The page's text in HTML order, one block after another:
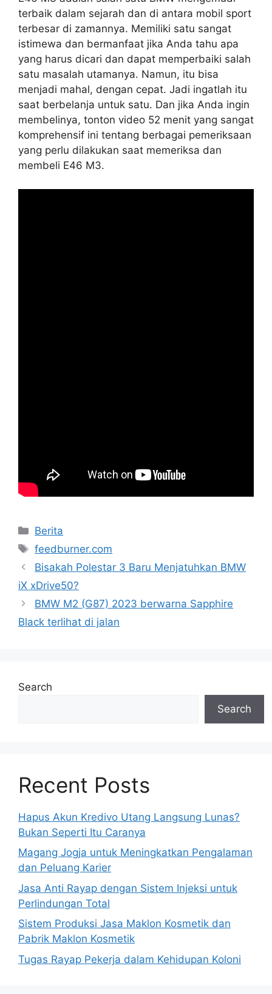
terbaik dalam sejarah dan di antara mobil sport
terbesar di zamannya. Memiliki satu sangat
istimewa dan bermanfaat jika Anda tahu apa
yang harus dicari dan dapat memperbaiki salah
satu masalah utamanya. Namun, itu bisa
menjadi mahal, dengan cepat. Jadi ingatlah itu
saat berbelanja untuk satu. Dan jika Anda ingin
membelinya, tonton video 52 menit yang sangat
komprehensif ini tentang berbagai pemeriksaan
yang perlu dilakukan saat memeriksa dan
membeli E46 M3.
Categories
Berita
Tags
feedburner.com
Bisakah Polestar 3 Baru Menjatuhkan BMW
iX xDrive50?
BMW M2 (G87) 2023 berwarna Sapphire
Black terlihat di jalan
Search
Search
Recent Posts
Hapus Akun Kredivo Utang Langsung Lunas?
Bukan Seperti Itu Caranya
Magang Jogja untuk Meningkatkan Pengalaman
dan Peluang Karier
Jasa Anti Rayap dengan Sistem Injeksi untuk
Perlindungan Total
Sistem Produksi Jasa Maklon Kosmetik dan
Pabrik Maklon Kosmetik
Tugas Rayap Pekerja dalam Kehidupan Koloni